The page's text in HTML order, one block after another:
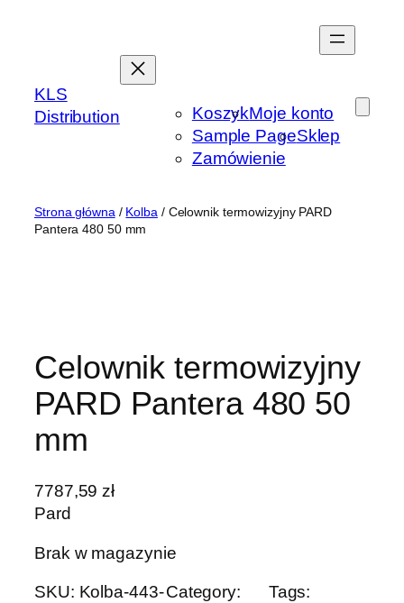
KLS
Distribution
KoszykMoje konto
Sample PageSklep
Zamówienie
Strona główna / Kolba / Celownik termowizyjny PARD
Pantera 480 50 mm
Celownik termowizyjny
PARD Pantera 480 50
mm
7787,59zł
Pard
Brak w magazynie
SKU: Kolba-443-Category:
Tags: